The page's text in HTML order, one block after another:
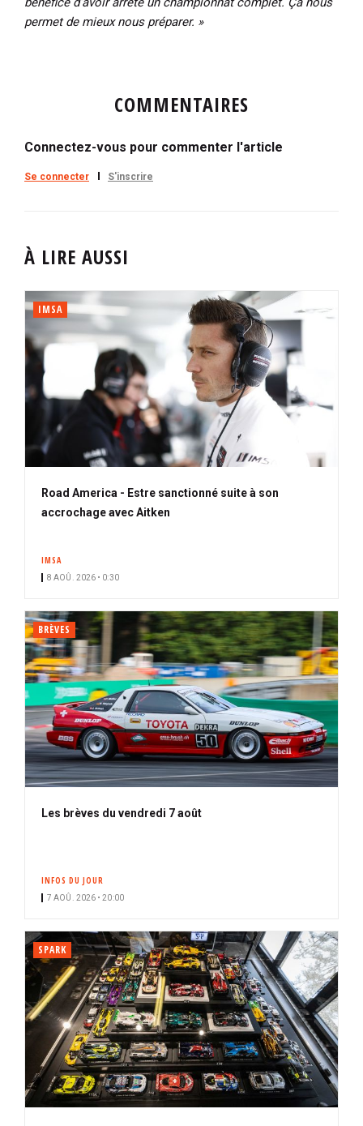
permet de mieux nous préparer. »
COMMENTAIRES
Connectez-vous pour commenter l'article
Se connecter S'inscrire
À LIRE AUSSI
IMSA
Road America - Estre sanctionné suite à son
accrochage avec Aitken
IMSA
8 AOÛ. 2026 • 0:30
BRÈVES
Les brèves du vendredi 7 août
INFOS DU JOUR
7 AOÛ. 2026 • 20:00
SPARK